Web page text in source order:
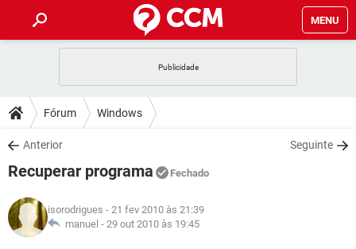
MENU
CELULAR
OUTLOOK
INSTAGRAM GMAIL
GUIA DE COMPRAS
DICAS
JOGOS
INSTAGRAM GMAIL
GUIA DE COMPRAS
DOWNLOADS
JOGOS WHATSAPP
CELULAR
OUTLOOK EXCEL
FÓRUM
JOGOS WHATSAPP
CELULAR
GLOSSÁRIO
Fórum Windows
Anterior Seguinte
Recuperar programa Fechado
isorodrigues - 21 fev 2010 às 21:39
manuel - 29 out 2010 às 19:45